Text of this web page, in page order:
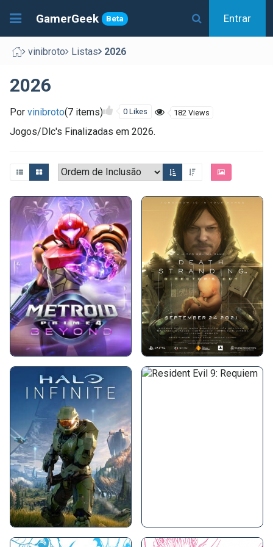
GamerGeek Beta Entrar
vinibroto Listas 2026
2026
Por vinibroto(7 items) 0 Likes 182 Views
Jogos/Dlc's Finalizadas em 2026.